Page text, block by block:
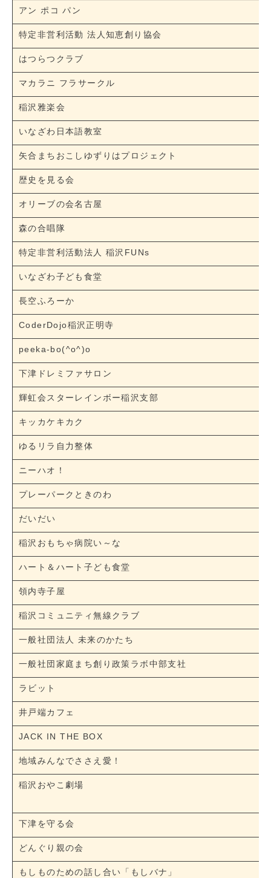
アン ポコ パン
特定非営利活動 法人知恵創り協会
はつらつクラブ
マカラニ フラサークル
稲沢雅楽会
いなざわ日本語教室
矢合まちおこしゆずりはプロジェクト
歴史を見る会
オリーブの会名古屋
森の合唱隊
特定非営利活動法人 稲沢FUNs
いなざわ子ども食堂
長空ふろーか
CoderDojo稲沢正明寺
peeka-bo(^o^)o
下津ドレミファサロン
輝虹会スターレインボー稲沢支部
キッカケキカク
ゆるリラ自力整体
ニーハオ！
プレーパークときのわ
だいだい
稲沢おもちゃ病院い～な
ハート＆ハート子ども食堂
領内寺子屋
稲沢コミュニティ無線クラブ
一般社団法人 未来のかたち
一般社団家庭まち創り政策ラボ中部支社
ラビット
井戸端カフェ
JACK IN THE BOX
地域みんなでささえ愛！
稲沢おやこ劇場
下津を守る会
どんぐり親の会
もしものための話し合い「もしバナ」